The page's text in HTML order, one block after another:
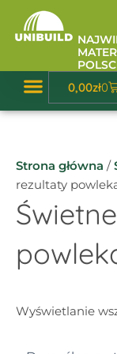
Przejdź
0,00zł0
Strona główna /
rezultaty
Wyświetlanie